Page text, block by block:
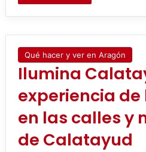
Qué hacer y ver en Aragón
Ilumina
experiencia de
en las calles y
de Calatayud